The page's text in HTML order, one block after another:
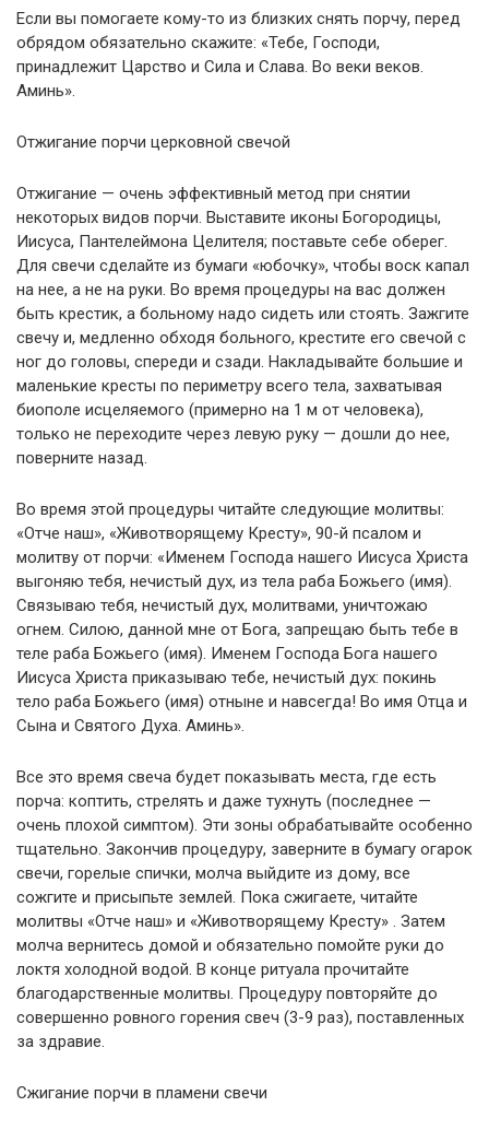
Если вы помогаете кому-то из близких снять порчу, перед
обрядом обязательно скажите: «Тебе, Господи,
принадлежит Царство и Сила и Слава. Во веки веков.
Аминь».
Отжигание порчи церковной свечой
Отжигание — очень эффективный метод при снятии
некоторых видов порчи. Выставите иконы Богородицы,
Иисуса, Пантелеймона Целителя; поставьте себе оберег.
Для свечи сделайте из бумаги «юбочку», чтобы воск капал
на нее, а не на руки. Во время процедуры на вас должен
быть крестик, а больному надо сидеть или стоять. Зажгите
свечу и, медленно обходя больного, крестите его свечой с
ног до головы, спереди и сзади. Накладывайте большие и
маленькие кресты по периметру всего тела, захватывая
биополе исцеляемого (примерно на 1 м от человека),
только не переходите через левую руку — дошли до нее,
поверните назад.
Во время этой процедуры читайте следующие молитвы:
«Отче наш», «Животворящему Кресту», 90-й псалом и
молитву от порчи: «Именем Господа нашего Иисуса Христа
выгоняю тебя, нечистый дух, из тела раба Божьего (имя).
Связываю тебя, нечистый дух, молитвами, уничтожаю
огнем. Силою, данной мне от Бога, запрещаю быть тебе в
теле раба Божьего (имя). Именем Господа Бога нашего
Иисуса Христа приказываю тебе, нечистый дух: покинь
тело раба Божьего (имя) отныне и навсегда! Во имя Отца и
Сына и Святого Духа. Аминь».
Все это время свеча будет показывать места, где есть
порча: коптить, стрелять и даже тухнуть (последнее —
очень плохой симптом). Эти зоны обрабатывайте особенно
тщательно. Закончив процедуру, заверните в бумагу огарок
свечи, горелые спички, молча выйдите из дому, все
сожгите и присыпьте землей. Пока сжигаете, читайте
молитвы «Отче наш» и «Животворящему Кресту» . Затем
молча вернитесь домой и обязательно помойте руки до
локтя холодной водой. В конце ритуала прочитайте
благодарственные молитвы. Процедуру повторяйте до
совершенно ровного горения свеч (3-9 раз), поставленных
за здравие.
Сжигание порчи в пламени свечи